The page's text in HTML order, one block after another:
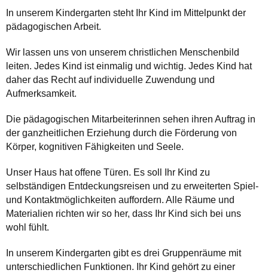
In unserem Kindergarten steht Ihr Kind im Mittelpunkt der
pädagogischen Arbeit.
Wir lassen uns von unserem christlichen Menschenbild
leiten. Jedes Kind ist einmalig und wichtig. Jedes Kind hat
daher das Recht auf individuelle Zuwendung und
Aufmerksamkeit.
Die pädagogischen Mitarbeiterinnen sehen ihren Auftrag in
der ganzheitlichen Erziehung durch die Förderung von
Körper, kognitiven Fähigkeiten und Seele.
Unser Haus hat offene Türen. Es soll Ihr Kind zu
selbständigen Entdeckungsreisen und zu erweiterten Spiel-
und Kontaktmöglichkeiten auffordern. Alle Räume und
Materialien richten wir so her, dass Ihr Kind sich bei uns
wohl fühlt.
In unserem Kindergarten gibt es drei Gruppenräume mit
unterschiedlichen Funktionen. Ihr Kind gehört zu einer